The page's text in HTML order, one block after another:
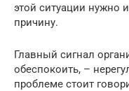
этой ситуации нужно
причину.
Главный сигнал
обеспокоить, –
проблеме стоит